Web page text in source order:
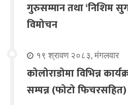
गुरुसम्मान तथा ‘निशिम
विमोचन
१९ श्रावण २०८३, मंगलवार
कोलोराडोमा विभिन्न
सम्पन्न (फोटो फिचरसहित)